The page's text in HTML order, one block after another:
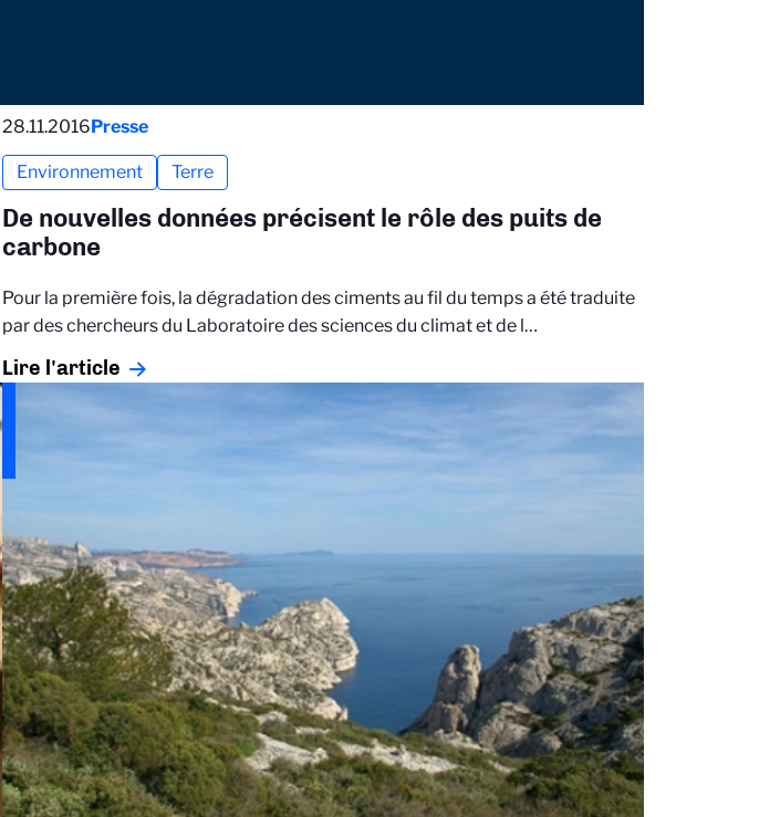
28.11.2016Presse
Environnement Terre
De nouvelles données précisent le rôle des puits de
carbone
Pour la première fois, la dégradation des ciments au fil du temps a été traduite
par des chercheurs du Laboratoire des sciences du climat et de l…
Lire l'article